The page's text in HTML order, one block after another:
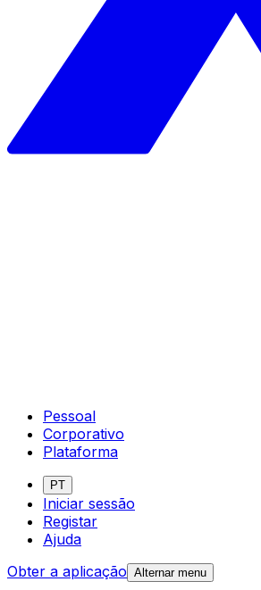
Pessoal
Corporativo
Plataforma
PT
Iniciar sessão
Registar
Ajuda
Obter a aplicação Alternar menu